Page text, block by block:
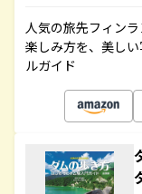
人気の旅先フィン
楽しみ方を、美し
ルガイド